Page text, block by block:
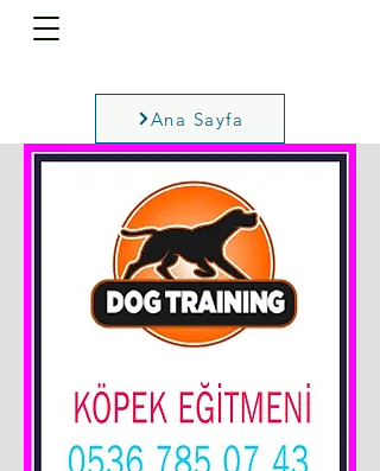
Ana Sayfa